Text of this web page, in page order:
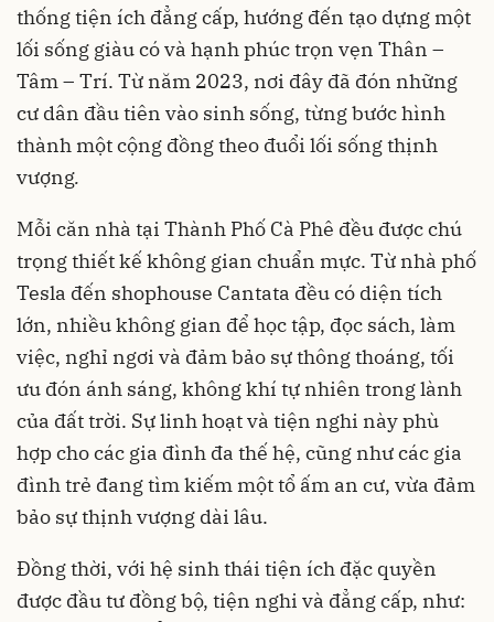
thống tiện ích đẳng cấp, hướng đến tạo dựng một
lối sống giàu có và hạnh phúc trọn vẹn Thân –
Tâm – Trí. Từ năm 2023, nơi đây đã đón những
cư dân đầu tiên vào sinh sống, từng bước hình
thành một cộng đồng theo đuổi lối sống thịnh
vượng.
Mỗi căn nhà tại Thành Phố Cà Phê đều được chú
trọng thiết kế không gian chuẩn mực. Từ nhà phố
Tesla đến shophouse Cantata đều có diện tích
lớn, nhiều không gian để học tập, đọc sách, làm
việc, nghỉ ngơi và đảm bảo sự thông thoáng, tối
ưu đón ánh sáng, không khí tự nhiên trong lành
của đất trời. Sự linh hoạt và tiện nghi này phù
hợp cho các gia đình đa thế hệ, cũng như các gia
đình trẻ đang tìm kiếm một tổ ấm an cư, vừa đảm
bảo sự thịnh vượng dài lâu.
Đồng thời, với hệ sinh thái tiện ích đặc quyền
được đầu tư đồng bộ, tiện nghi và đẳng cấp, như: